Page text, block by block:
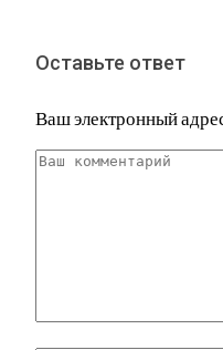
Оставьте ответ
Ваш электронный